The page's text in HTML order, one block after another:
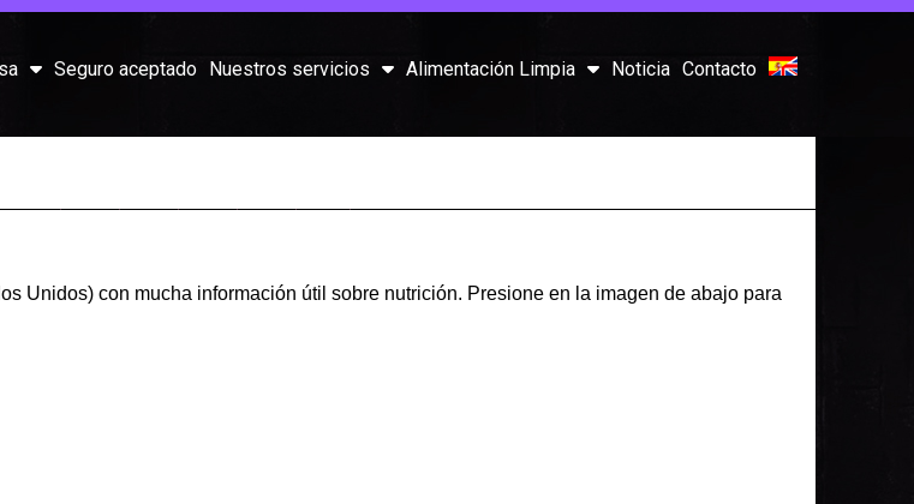
Seguro aceptado Nuestros servicios Alimentación Limpia Noticia Contacto
Unidos) con mucha información útil sobre nutrición. Presione en la imagen de abajo para